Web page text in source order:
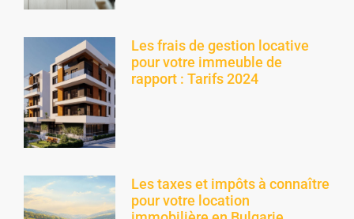
Les frais de gestion locative
pour votre immeuble de
rapport : Tarifs 2024
Les taxes et impôts à connaître
pour votre location